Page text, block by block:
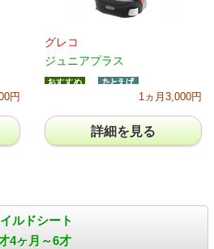
円
グレコ
ジュニアプラス
1ヵ月3,000円
詳細を見る
ルドシート
4ヶ月～6才